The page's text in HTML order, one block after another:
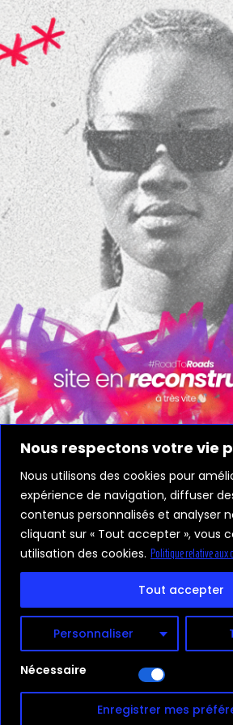
Nous respectons votre vie
Nous utilisons des cookies pour
expérience de navigation, diffuser
contenus personnalisés et analyser
cliquant sur « Tout accepter », vous
utilisation des cookies. Politique relative aux
Personnaliser
Tout accepter
Nécessaire
Enregistrer mes